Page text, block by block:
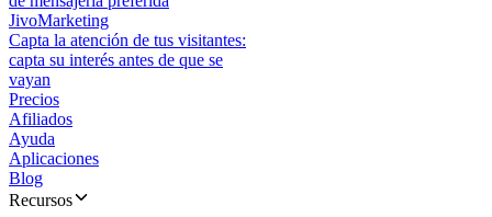
JivoMarketing
Capta la atención de tus visitantes:
capta su interés antes de que se
vayan
Precios
Afiliados
Ayuda
Aplicaciones
Blog
Recursos